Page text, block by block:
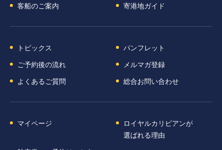
客船のご案内
寄港地ガイド
トピックス
パンフレット
ご予約後の流れ
メルマガ登録
よくあるご質問
総合お問い合わせ
マイページ
ロイヤルカリビアンが
選ばれる理由